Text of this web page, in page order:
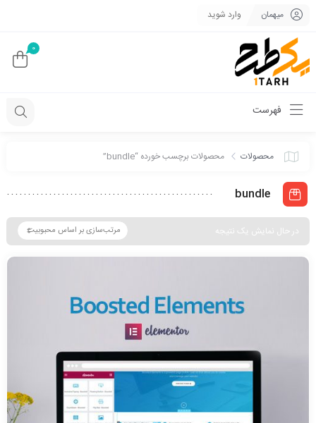
میهمان وارد شوید
0
فهرست
محصولات محصولات برچسب خورده “bundle”
bundle
در حال نمایش یک نتیجه